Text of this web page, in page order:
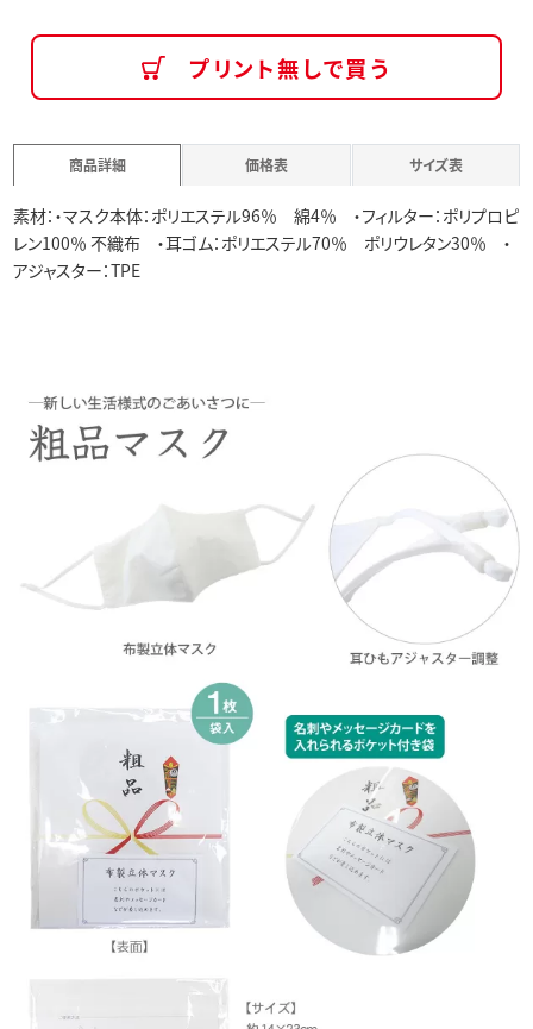
プリント無しで買う
商品詳細 価格表 サイズ表
素材：・マスク本体：ポリエステル96％ 綿4％ ・フィルター：ポリプロピ
レン100％ 不織布 ・耳ゴム：ポリエステル70％ ポリウレタン30％ ・
アジャスター：TPE